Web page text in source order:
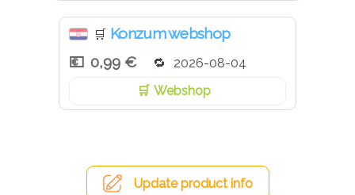
🛒 Konzum webshop
0,99 €
2026-08-04
Webshop
Update product info